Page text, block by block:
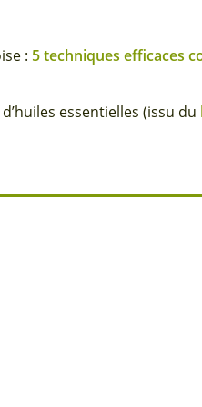
: 5 techniques efficaces
essentielles (issu du